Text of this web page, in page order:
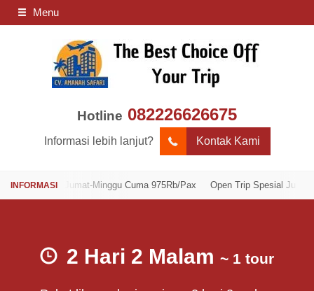
Menu
Hotline 082226626675
Informasi lebih lanjut? Kontak Kami
Spesial Jumat-Minggu Cuma 975Rb/Pax Open Trip Spesial Jumat-
2 Hari 2 Malam ~ 1 tour